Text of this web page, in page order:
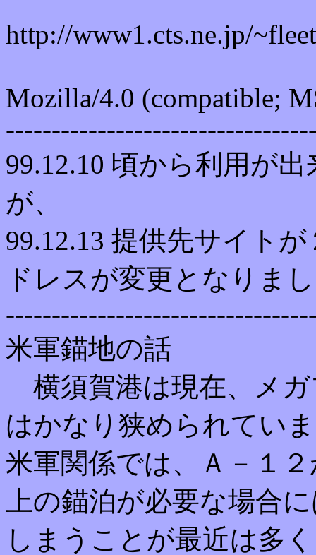
http://www1.cts.ne.jp/
Mozilla/4.0 (compatible;
99.12.10 頃から利用が
が、
99.12.13 提供先サイト
ドレスが変更となりま
米軍錨地の話
横須賀港は現在、メ
はかなり狭められてい
米軍関係では、Ａ－１
上の錨泊が必要な場合
しまうことが最近は多